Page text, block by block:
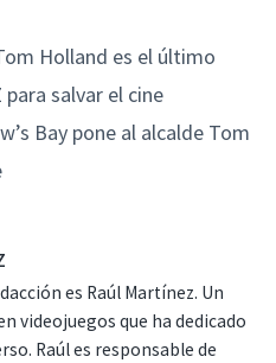
Holland es el último
salvar el cine
Bay pone al alcalde Tom
es Raúl Martínez. Un
videojuegos que ha dedicado
Raúl es responsable de